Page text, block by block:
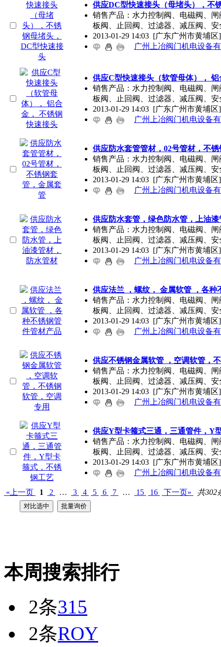
供应DC型快速接头（母堵头），不
销售产品：水力控制阀、电磁阀、
板阀、止回阀、过滤器、减压阀、安
2013-01-29 14:03 [广东广州市黄埔区]
广州上冶阀门机电设备
供应C型快速接头（软管母体），
销售产品：水力控制阀、电磁阀、
板阀、止回阀、过滤器、减压阀、安
2013-01-29 14:03 [广东广州市黄埔区]
广州上冶阀门机电设备
供应防水套管管材，02号管材，不
销售产品：水力控制阀、电磁阀、
板阀、止回阀、过滤器、减压阀、安
2013-01-29 14:03 [广东广州市黄埔区]
广州上冶阀门机电设备
供应防水套管，绿色防水管，上油
销售产品：水力控制阀、电磁阀、
板阀、止回阀、过滤器、减压阀、安
2013-01-29 14:03 [广东广州市黄埔区]
广州上冶阀门机电设备
供应法兰 ，螺纹， 金属软管 ，各种
销售产品：水力控制阀、电磁阀、
板阀、止回阀、过滤器、减压阀、安
2013-01-29 14:03 [广东广州市黄埔区]
广州上冶阀门机电设备
供应不锈钢金属软管 ，空调软管，
销售产品：水力控制阀、电磁阀、
板阀、止回阀、过滤器、减压阀、安
2013-01-29 14:03 [广东广州市黄埔区]
广州上冶阀门机电设备
供应Y型卡箍式三通，三通管件，Y
销售产品：水力控制阀、电磁阀、
板阀、止回阀、过滤器、减压阀、安
2013-01-29 14:03 [广东广州市黄埔区]
广州上冶阀门机电设备
«上一页 1 2 … 3 4 5 6 7 … 15 16 下一页» 共302
本周搜索排行
2条315
2条ROY